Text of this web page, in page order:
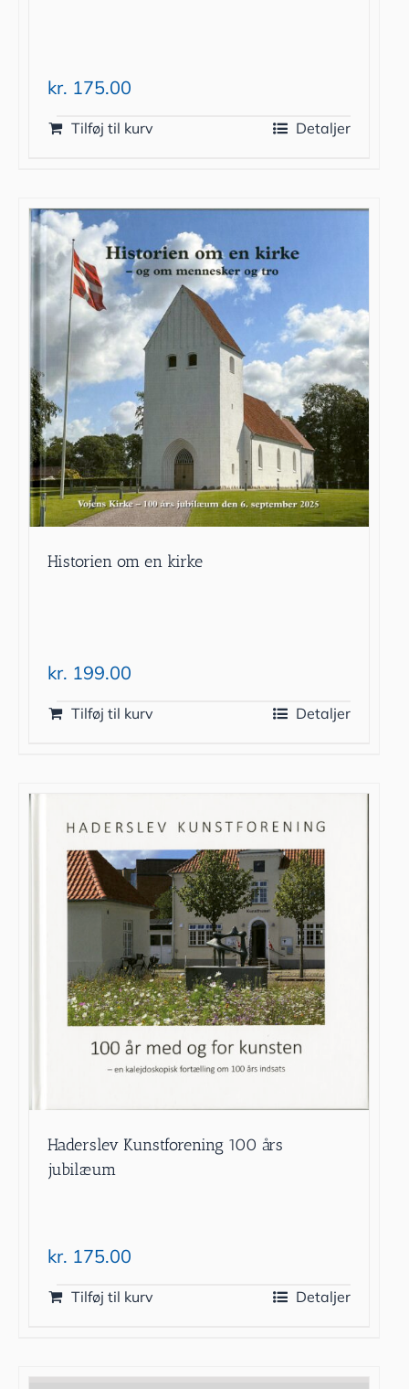
kr. 175.00
Tilføj til kurv Detaljer
Historien om en kirke
kr. 199.00
Tilføj til kurv Detaljer
Haderslev Kunstforening 100 års
jubilæum
kr. 175.00
Tilføj til kurv Detaljer